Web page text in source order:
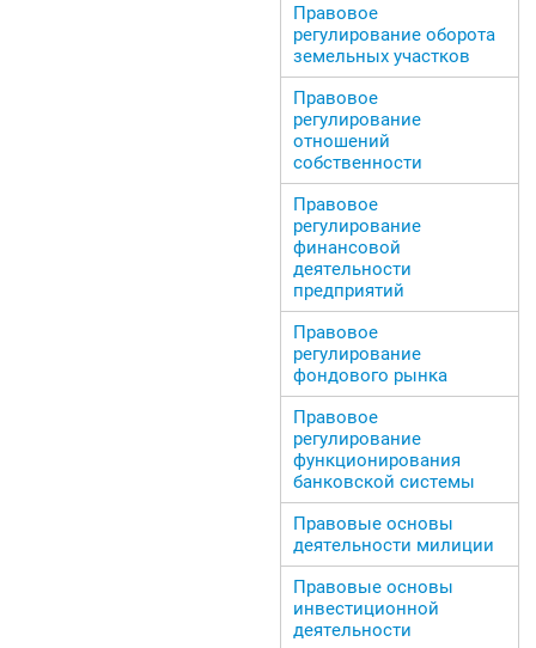
Правовое
регулирование оборота
земельных участков
Правовое
регулирование
отношений
собственности
Правовое
регулирование
финансовой
деятельности
предприятий
Правовое
регулирование
фондового рынка
Правовое
регулирование
функционирования
банковской системы
Правовые основы
деятельности милиции
Правовые основы
инвестиционной
деятельности